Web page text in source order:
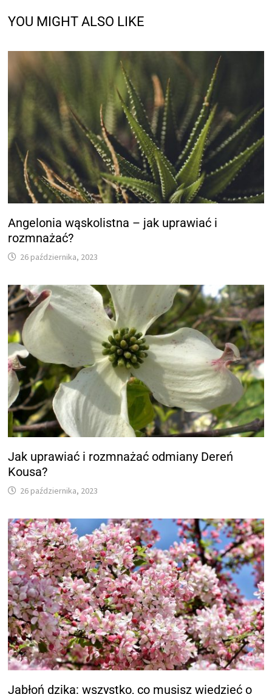
YOU MIGHT ALSO LIKE
Angelonia wąskolistna – jak uprawiać i
rozmnażać?
26 października, 2023
Jak uprawiać i rozmnażać odmiany Dereń
Kousa?
26 października, 2023
Jabłoń dzika: wszystko, co musisz wiedzieć o